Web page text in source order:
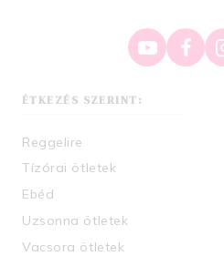
ÉTKEZÉS SZERINT:
Reggelire
Tízórai ötletek
Ebéd
Uzsonna ötletek
Vacsora ötletek